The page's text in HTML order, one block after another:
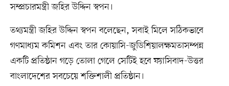
সম্প্রচারমন্ত্রী জহির উদ্দিন স্বপন।
তথ্যমন্ত্রী জহির উদ্দিন স্বপন বলেছেন, সবাই মিলে সঠিকভাবে
গণমাধ্যম কমিশন এবং তার কোয়াসি-জুডিশিয়ালক্ষমতাসম্পন্ন
একটি প্রতিষ্ঠান গড়ে তোলা গেলে সেটিই হবে ফ্যাসিবাদ-উত্তর
বাংলাদেশের সবচেয়ে শক্তিশালী প্রতিষ্ঠান।